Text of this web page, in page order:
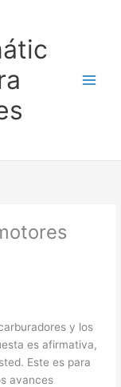
y los
es afirmativa,
Este es para
avances